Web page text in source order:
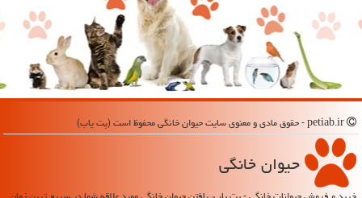
حیوان خانگی